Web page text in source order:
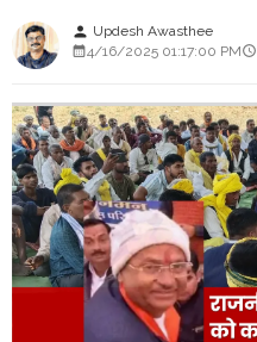
person Updesh Awasthee
4/16/2025 01:17:00 PM